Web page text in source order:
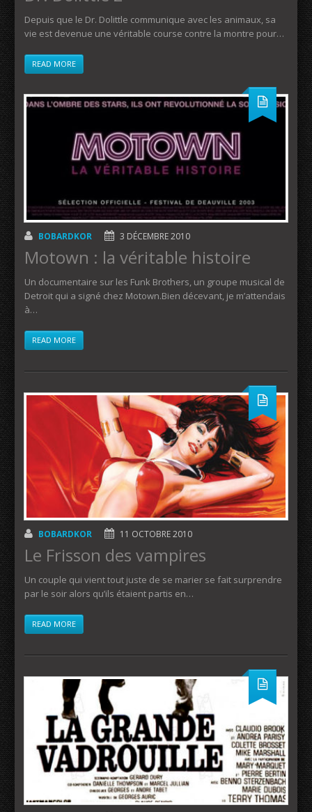
Depuis que le Dr. Dolittle communique avec les animaux, sa
vie est devenue une véritable course contre la montre pour…
READ MORE
BOBARDKOR 3 DÉCEMBRE 2010
Motown : la véritable histoire
Un documentaire sur les Funk Brothers, un groupe musical de
Detroit qui a signé chez Motown.Bien décevant, je m’attendais
à…
READ MORE
BOBARDKOR 11 OCTOBRE 2010
Le Frisson des vampires
Un couple qui vient tout juste de se marier se fait surprendre
par le soir alors qu’ils étaient partis en…
READ MORE